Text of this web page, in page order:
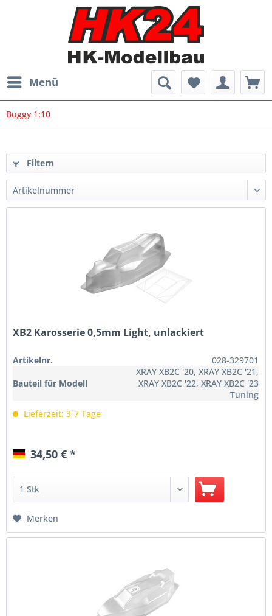
Menü
Buggy 1:10
Filtern
XB2 Karosserie 0,5mm Light, unlackiert
Artikelnr.
028-329701
Bauteil für Modell
XRAY XB2C '20, XRAY XB2C '21,
XRAY XB2C '22, XRAY XB2C '23
Tuning
Lieferzeit: 3-7 Tage
34,50 € *
Merken